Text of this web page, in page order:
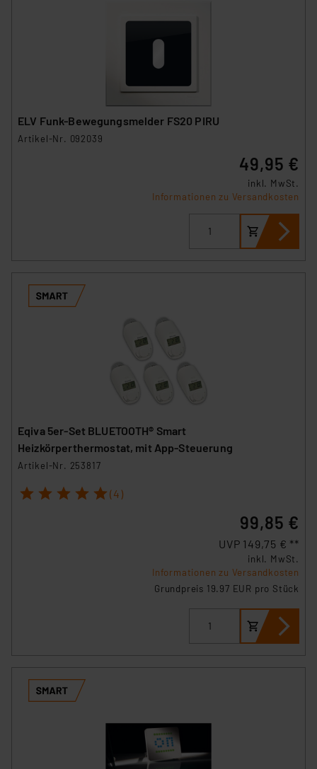
ELV Funk-Bewegungsmelder FS20 PIRU
Artikel-Nr. 092039
49,95 €
inkl. MwSt.
Informationen zu Versandkosten
Eqiva 5er-Set BLUETOOTH® Smart
Heizkörperthermostat, mit App-Steuerung
Artikel-Nr. 253817
1 2 3 4 5 (4)
99,85 €
UVP 149,75 € **
inkl. MwSt.
Informationen zu Versandkosten
Grundpreis 19.97 EUR pro Stück